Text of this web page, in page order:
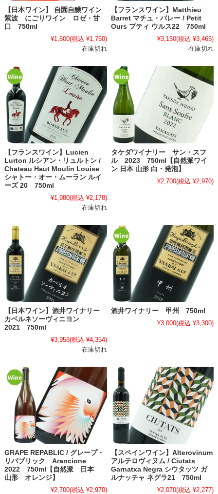
【日本ワイン】 自園自醸ワイン
紫波 にごりワイン ロゼ・甘
口 750ml
¥1,600(税込 ¥1,760)
在庫切れ
【フランスワイン】Matthieu
Barret マチュ・バレー / Petit
Ours プティ ウルス22 750ml
¥3,150(税込 ¥3,465)
在庫切れ
【フランスワイン】Lucien
Lurton ルシアン・リュルトン /
Chateau Haut Moulin Louise
シャトー・オー・ムーラン ルイ
ーズ 20 750ml
¥1,980(税込 ¥2,178)
在庫切れ
タケダワイナリー サン・スフ
ル 2023 750ml【自然派ワイ
ン 日本 山形 白・発泡】
¥2,700(税込 ¥2,970)
【日本ワイン】酒井ワイナリー
カベルネソーヴィニヨン
2021 750ml
¥3,958(税込 ¥4,354)
在庫切れ
酒井ワイナリー 甲州 750ml
¥3,000(税込 ¥3,300)
GRAPE REPABLIC / グレープ・
リパブリック Arancione
2022 750ml【自然派 日本
山形 オレンジ】
¥2,700(税込 ¥2,970)
【スペインワイン】Alterovinum
アルテロヴィヌム / Ciutats
Garnatxa Negra シウタッツ ガ
ルナッチャ ネグラ21 750ml
¥2,070(税込 ¥2,277)